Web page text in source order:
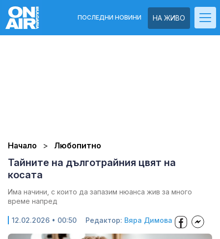
НА ЖИВО
ПОСЛЕДНИ НОВИНИ
Начало Любопитно
Тайните на дълготрайния цвят на
косата
Има начини, с които да запазим нюанса жив за много
време напред
12.02.2026 • 00:50 Редактор: Вяра Димова